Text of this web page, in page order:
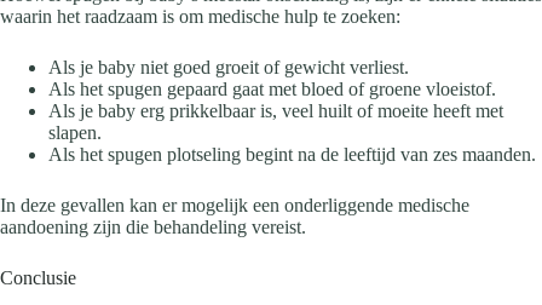
waarin het raadzaam is om medische hulp te zoeken:
Als je baby niet goed groeit of gewicht verliest.
Als het spugen gepaard gaat met bloed of groene vloeistof.
Als je baby erg prikkelbaar is, veel huilt of moeite heeft met
slapen.
Als het spugen plotseling begint na de leeftijd van zes maanden.
In deze gevallen kan er mogelijk een onderliggende medische
aandoening zijn die behandeling vereist.
Conclusie